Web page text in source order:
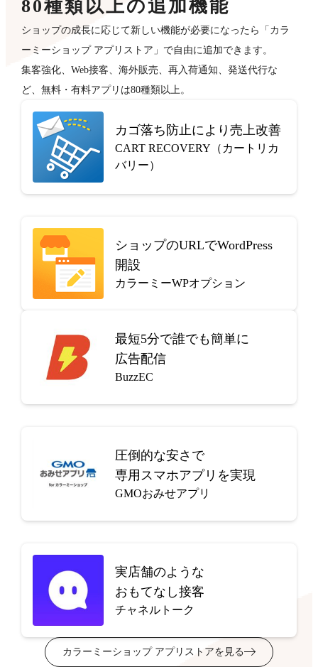
80種類以上の追加機能
ショップの成長に応じて新しい機能が必要になったら「カラ
ーミーショップ アプリストア」で自由に追加できます。
集客強化、Web接客、海外販売、再入荷通知、発送代行な
ど、無料・有料アプリは80種類以上。
カゴ落ち防止により売上改善
CART RECOVERY（カートリカ
バリー）
ショップのURLでWordPress
開設
カラーミーWPオプション
最短5分で誰でも簡単に
広告配信
BuzzEC
圧倒的な安さで
専用スマホアプリを実現
GMOおみせアプリ
実店舗のような
おもてなし接客
チャネルトーク
カラーミーショップ アプリストアを見る